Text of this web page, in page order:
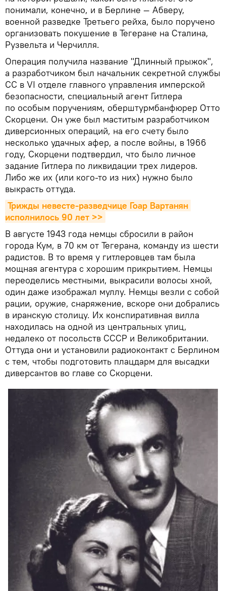
понимали, конечно, и в Берлине — Абверу,
военной разведке Третьего рейха, было поручено
организовать покушение в Тегеране на Сталина,
Рузвельта и Черчилля.
Операция получила название "Длинный прыжок",
а разработчиком был начальник секретной службы
СС в VI отделе главного управления имперской
безопасности, специальный агент Гитлера
по особым поручениям, оберштурмбанфюрер Отто
Скорцени. Он уже был маститым разработчиком
диверсионных операций, на его счету было
несколько удачных афер, а после войны, в 1966
году, Скорцени подтвердил, что было личное
задание Гитлера по ликвидации трех лидеров.
Либо же их (или кого-то из них) нужно было
выкрасть оттуда.
Трижды невесте-разведчице Гоар Вартанян
исполнилось 90 лет >>
В августе 1943 года немцы сбросили в район
города Кум, в 70 км от Тегерана, команду из шести
радистов. В то время у гитлеровцев там была
мощная агентура с хорошим прикрытием. Немцы
переоделись местными, выкрасили волосы хной,
один даже изображал муллу. Немцы везли с собой
рации, оружие, снаряжение, вскоре они добрались
в иранскую столицу. Их конспиративная вилла
находилась на одной из центральных улиц,
недалеко от посольств СССР и Великобритании.
Оттуда они и установили радиоконтакт с Берлином
с тем, чтобы подготовить плацдарм для высадки
диверсантов во главе со Скорцени.